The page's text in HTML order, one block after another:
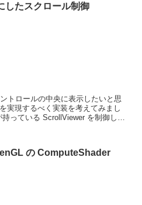
したスクロール制御
トロールの中央に表示したいと思
実現するべく実装を考えてみまし
っている ScrollViewer を制御し
の ComputeShader